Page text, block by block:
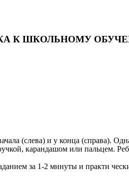
К ШКОЛЬНОМУ
(слева) и у конца (справа).
карандашом или пальцем.
за 1-2 минуты и практи